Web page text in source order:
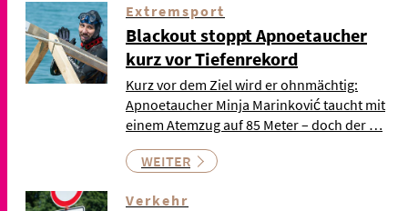
Extremsport
Blackout stoppt Apnoetaucher
kurz vor Tiefenrekord
Kurz vor dem Ziel wird er ohnmächtig:
Apnoetaucher Minja Marinković taucht mit
einem Atemzug auf 85 Meter – doch der …
WEITER
Verkehr